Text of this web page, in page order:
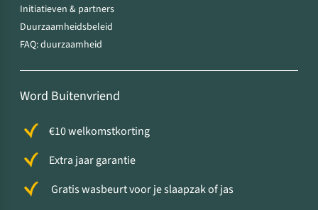
Initiatieven & partners
Duurzaamheidsbeleid
FAQ: duurzaamheid
Word Buitenvriend
€10 welkomstkorting
Extra jaar garantie
Gratis wasbeurt voor je slaapzak of jas